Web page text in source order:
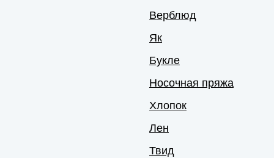
Верблюд
Як
Букле
Носочная пряжа
Хлопок
Лен
Твид